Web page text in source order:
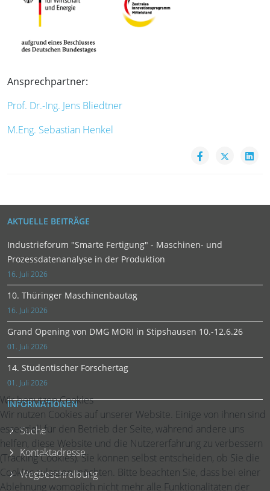
Ansprechpartner:
Prof. Dr.-Ing. Jens Bliedtner
M.Eng. Sebastian Henkel
AKTUELLE BEITRÄGE
Industrieforum "Smarte Fertigung" - Maschinen- und
Prozessdatenanalyse in der Produktion
16. Juli 2026
10. Thüringer Maschinenbautag
16. Juli 2026
Grand Opening von DMG MORI in Stipshausen 10.-12.6.26
01. Juli 2026
14. Studentischer Forschertag
01. Juli 2026
INFORMATIONEN
Suche
Kontaktadresse
Wegbeschreibung
Wir benutzen Cookies
Wir nutzen Cookies auf unserer Website. Einige von ihnen sind
essenziell für den Betrieb der Seite, während andere uns
helfen, diese Website und die Nutzererfahrung zu verbessern
(Tracking Cookies). Sie können selbst entscheiden, ob Sie die
Cookies zulassen möchten. Bitte beachten Sie, dass bei einer
Ablehnung womöglich nicht mehr alle Funktionalitäten der